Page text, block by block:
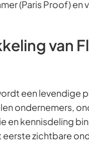
(Paris Proof) en
van
een levendige
ondernemers,
en kennisdeling
zichtbare